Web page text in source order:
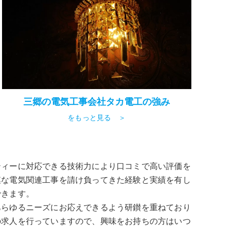
三郷の電気工事会社タカ電工の強み
をもっと見る ＞
ーに対応できる技術力により口コミで高い評価を
電気関連工事を請け負ってきた経験と実績を有し
ます。
ゆるニーズにお応えできるよう研鑚を重ねており
人を行っていますので、興味をお持ちの方はいつ